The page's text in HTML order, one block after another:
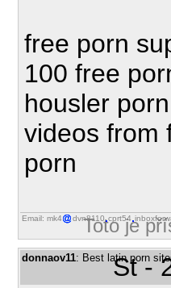
free porn
100 free
housler
videos from
porn
Email: mk4 dvn8110 cprt54
Toto je
donnaov11: Best latin porn
St -